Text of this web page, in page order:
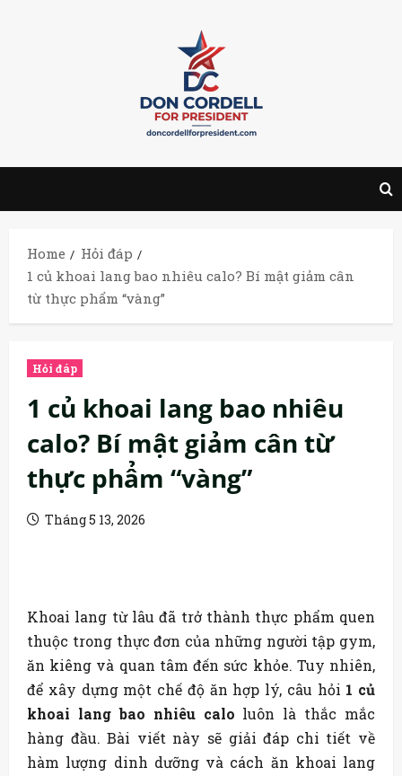
Home
Hỏi đáp
1 củ khoai lang bao nhiêu calo? Bí mật giảm cân
từ thực phẩm “vàng”
Hỏi đáp
1 củ khoai lang bao nhiêu
calo? Bí mật giảm cân từ
thực phẩm “vàng”
Tháng 5 13, 2026
Khoai lang từ lâu đã trở thành thực phẩm quen
thuộc trong thực đơn của những người tập gym,
ăn kiêng và quan tâm đến sức khỏe. Tuy nhiên,
để xây dựng một chế độ ăn hợp lý, câu hỏi 1 củ
khoai lang bao nhiêu calo luôn là thắc mắc
hàng đầu. Bài viết này sẽ giải đáp chi tiết về
hàm lượng dinh dưỡng và cách ăn khoai lang